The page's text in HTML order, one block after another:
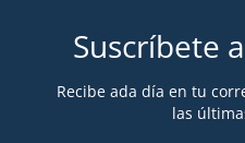
Suscríbete
Recibe ada día en tu
las